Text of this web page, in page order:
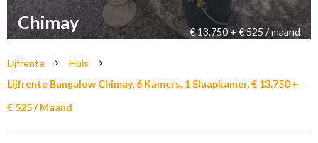
Chimay € 13.750 + € 525 / maand
Lijfrente
Huis
Lijfrente Bungalow Chimay, 6 Kamers, 1 Slaapkamer, € 13.750 +
€ 525 / Maand